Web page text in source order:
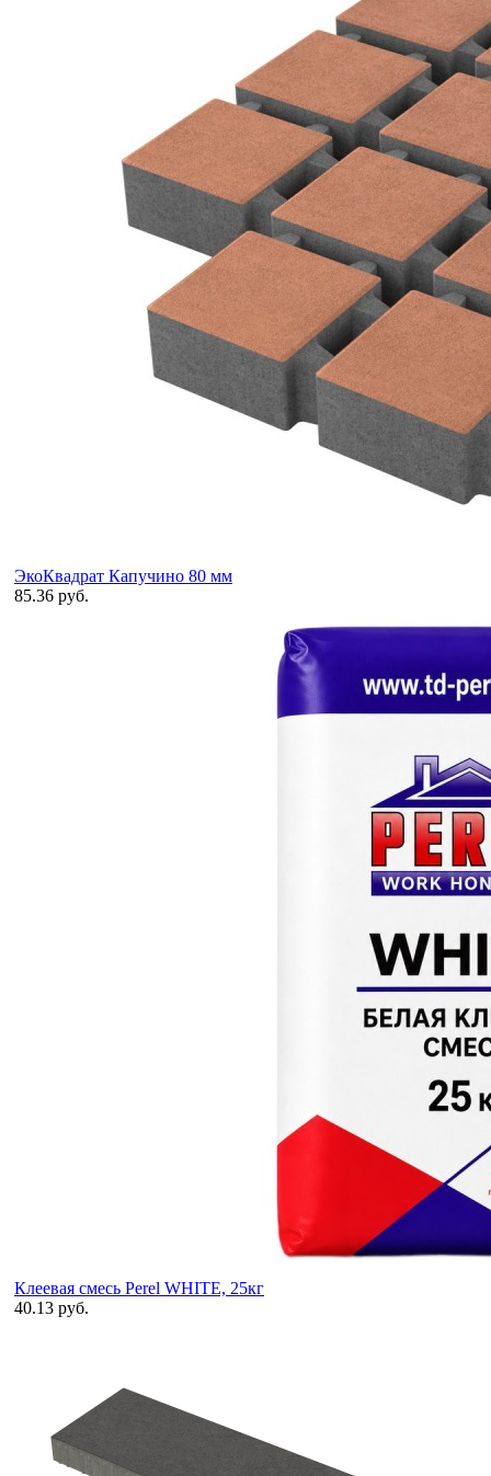
ЭкоКвадрат Капучино 80 мм
85.36 руб.
Клеевая смесь Perel WHITE, 25кг
40.13 руб.